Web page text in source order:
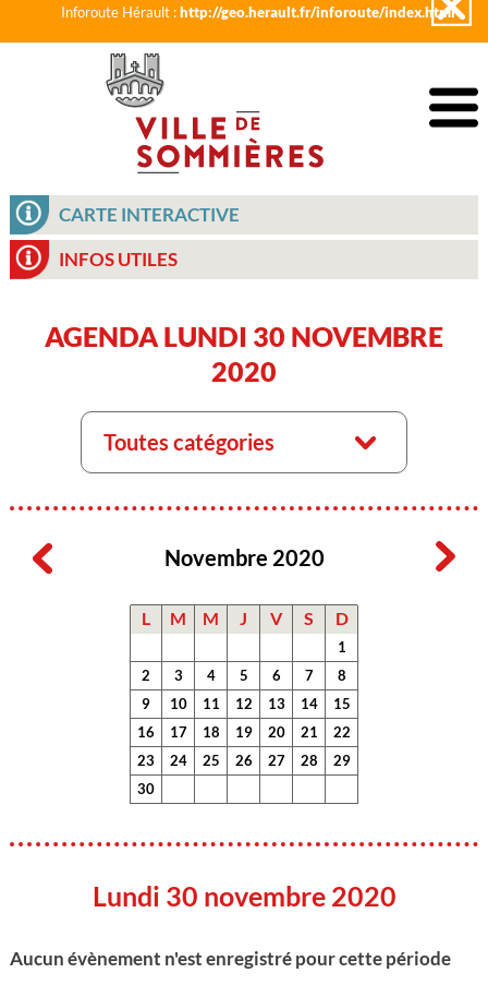
Inforoute Hérault :http://geo.herault.fr/inforoute/index.html
CARTE INTERACTIVE
INFOS UTILES
AGENDA LUNDI 30 NOVEMBRE
2020
Toutes catégories
Novembre 2020
L M M J V S D
1
2
3 4 5 6 7
8
9
10 11 12 13 14
15
16
17 18 19 20 21
22
23
24 25 26 27 28
29
30
Lundi 30 novembre 2020
Aucun évènement n'est enregistré pour cette période